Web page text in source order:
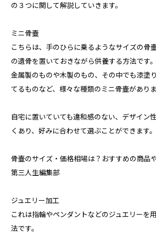
の３つに関して解説していきます。
ミニ骨壷
こちらは、手のひらに乗るようなサイズの骨
の遺骨を置いておきながら供養する方法です。
金属製のものや木製のもの、その中でも漆塗
てるものなど、様々な種類のミニ骨壷がありま
自宅に置いていても違和感のない、デザイン
くあり、好みに合わせて選ぶことができます。
骨壷のサイズ・価格相場は？おすすめの商品
第三人生編集部
ジュエリー加工
これは指輪やペンダントなどのジュエリーを
法です。